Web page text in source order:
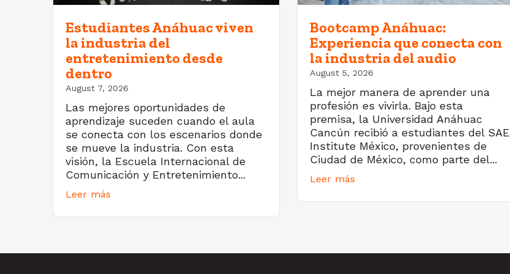
Estudiantes Anáhuac viven
la industria del
entretenimiento desde
dentro
August 7, 2026
Las mejores oportunidades de
aprendizaje suceden cuando el aula
se conecta con los escenarios donde
se mueve la industria. Con esta
visión, la Escuela Internacional de
Comunicación y Entretenimiento...
Leer más
Bootcamp Anáhuac:
Experiencia que conecta con
la industria del audio
August 5, 2026
La mejor manera de aprender una
profesión es vivirla. Bajo esta
premisa, la Universidad Anáhuac
Cancún recibió a estudiantes del SAE
Institute México, provenientes de
Ciudad de México, como parte del...
Leer más